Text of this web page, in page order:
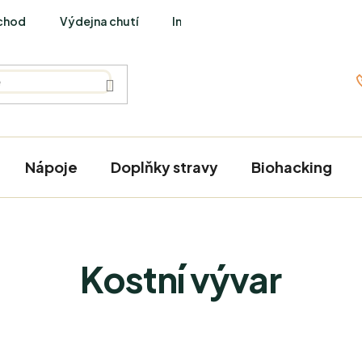
Výdejna chutí Interviews
Nápoje Doplňky stravy Biohacking
Kostní vývar